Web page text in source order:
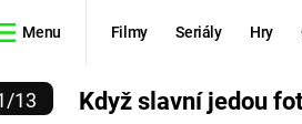
Menu Filmy Seriály Hry
/13 Když slavní jedou